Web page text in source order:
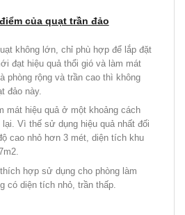
của quạt trần đảo
không lớn, chỉ phù hợp để lắp đặt
đạt hiệu quả thổi gió và làm mát
phòng rộng và trần cao thì không
đảo này.
mát hiệu quả ở một khoảng cách
Vì thế sử dụng hiệu quả nhất đối
cao nhỏ hơn 3 mét, diện tích khu
hợp sử dụng cho phòng làm
có diện tích nhỏ, trần thấp.